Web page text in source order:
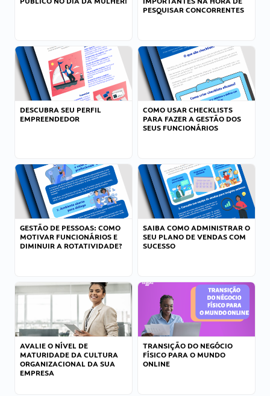
PESQUISAR CONCORRENTES
DESCUBRA SEU PERFIL
EMPREENDEDOR
COMO USAR CHECKLISTS
PARA FAZER A GESTÃO DOS
SEUS FUNCIONÁRIOS
GESTÃO DE PESSOAS: COMO
MOTIVAR FUNCIONÁRIOS E
DIMINUIR A ROTATIVIDADE?
SAIBA COMO ADMINISTRAR O
SEU PLANO DE VENDAS COM
SUCESSO
AVALIE O NÍVEL DE
MATURIDADE DA CULTURA
ORGANIZACIONAL DA SUA
EMPRESA
TRANSIÇÃO DO NEGÓCIO
FÍSICO PARA O MUNDO
ONLINE